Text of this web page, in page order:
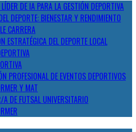
DE IA PARA LA GESTIÓN DEPORTIVA
DEPORTE: BIENESTAR Y RENDIMIENTO
CARRERA
ESTRATÉGICA DEL DEPORTE LOCAL
PROFESIONAL DE EVENTOS DEPORTIVOS
Y MAT
A DE FUTSAL UNIVERSITARIO